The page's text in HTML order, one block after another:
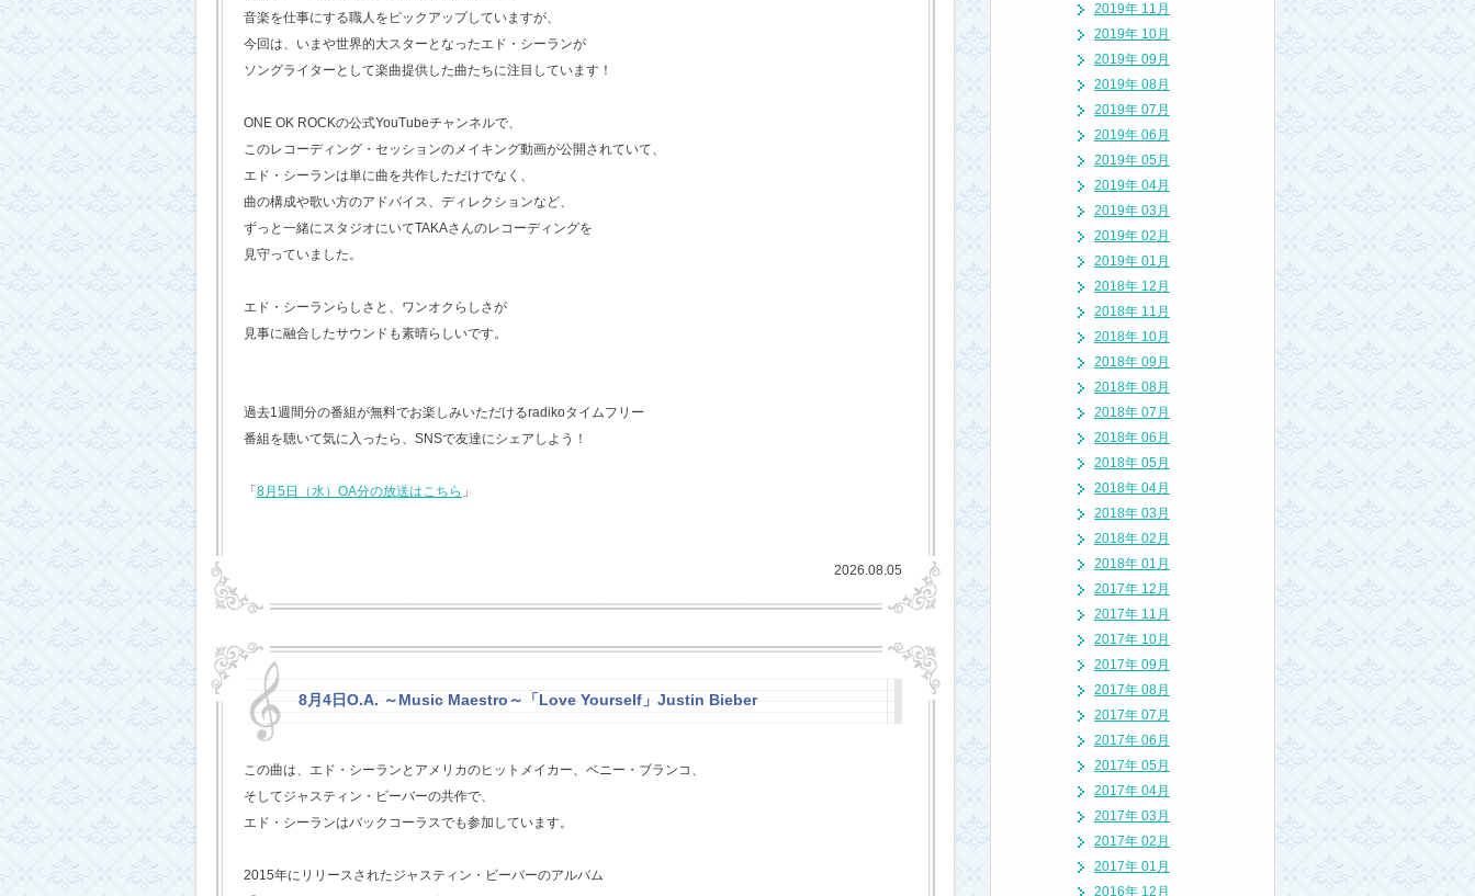
音楽を仕事にする職人をピックアップしていますが、
今回は、いまや世界的大スターとなったエド・シーランが
ソングライターとして楽曲提供した曲たちに注目しています！
ONE OK ROCKの公式YouTubeチャンネルで、
このレコーディング・セッションのメイキング動画が公開されていて、
エド・シーランは単に曲を共作しただけでなく、
曲の構成や歌い方のアドバイス、ディレクションなど、
ずっと一緒にスタジオにいてTAKAさんのレコーディングを
見守っていました。
エド・シーランらしさと、ワンオクらしさが
見事に融合したサウンドも素晴らしいです。
過去1週間分の番組が無料でお楽しみいただけるradikoタイムフリー
番組を聴いて気に入ったら、SNSで友達にシェアしよう！
「 8月5日（水）OA分の放送はこちら 」
2026.08.05
8月4日O.A. ～Music Maestro～「Love Yourself」Justin Bieber
この曲は、エド・シーランとアメリカのヒットメイカー、ベニー・ブランコ、
そしてジャスティン・ビーバーの共作で、
エド・シーランはバックコーラスでも参加しています。
2015年にリリースされたジャスティン・ビーバーのアルバム
2019年 11月
2019年 10月
2019年 09月
2019年 08月
2019年 07月
2019年 06月
2019年 05月
2019年 04月
2019年 03月
2019年 02月
2019年 01月
2018年 12月
2018年 11月
2018年 10月
2018年 09月
2018年 08月
2018年 07月
2018年 06月
2018年 05月
2018年 04月
2018年 03月
2018年 02月
2018年 01月
2017年 12月
2017年 11月
2017年 10月
2017年 09月
2017年 08月
2017年 07月
2017年 06月
2017年 05月
2017年 04月
2017年 03月
2017年 02月
2017年 01月
2016年 12月